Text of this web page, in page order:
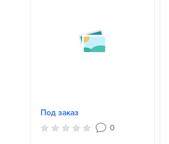
Под заказ
0